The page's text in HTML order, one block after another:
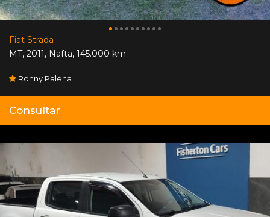
Fiat Strada
MT, 2011, Nafta, 145.000 km.
Ronny Palena
Consultar